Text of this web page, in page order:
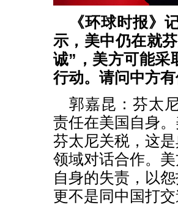
《环球时报》
示，美中仍在就
诚”，美方可能采
行动。请问中方有
郭嘉昆：芬太
责任在美国自身
芬太尼关税，这
领域对话合作。
自身的失责，以
更不是同中国打